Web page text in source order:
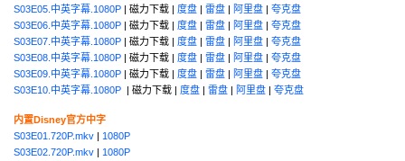
S03E05.中英字幕.1080P | 磁力下载 | 度盘 | 雷盘 | 阿里盘 | 夸克盘
S03E06.中英字幕.1080P | 磁力下载 | 度盘 | 雷盘 | 阿里盘 | 夸克盘
S03E07.中英字幕.1080P | 磁力下载 | 度盘 | 雷盘 | 阿里盘 | 夸克盘
S03E08.中英字幕.1080P | 磁力下载 | 度盘 | 雷盘 | 阿里盘 | 夸克盘
S03E09.中英字幕.1080P | 磁力下载 | 度盘 | 雷盘 | 阿里盘 | 夸克盘
S03E10.中英字幕.1080P | 磁力下载 | 度盘 | 雷盘 | 阿里盘 | 夸克盘
内置Disney官方中字
S03E01.720P.mkv | 1080P
S03E02.720P.mkv | 1080P